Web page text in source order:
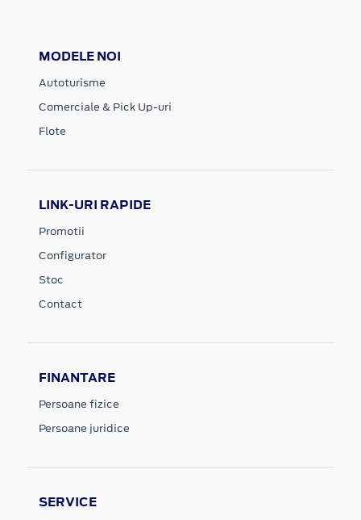
MODELE NOI
Autoturisme
Comerciale & Pick Up-uri
Flote
LINK-URI RAPIDE
Promotii
Configurator
Stoc
Contact
FINANTARE
Persoane fizice
Persoane juridice
SERVICE